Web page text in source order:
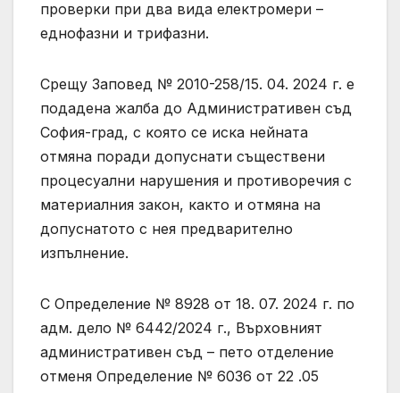
проверки при два вида електромери –
еднофазни и трифазни.
Срещу Заповед № 2010-258/15. 04. 2024 г. е
подадена жалба до Административен съд
София-град, с която се иска нейната
отмяна поради допуснати съществени
процесуални нарушения и противоречия с
материалния закон, както и отмяна на
допуснатото с нея предварително
изпълнение.
С Определение № 8928 от 18. 07. 2024 г. по
адм. дело № 6442/2024 г., Върховният
административен съд – пето отделение
отменя Определение № 6036 от 22 .05